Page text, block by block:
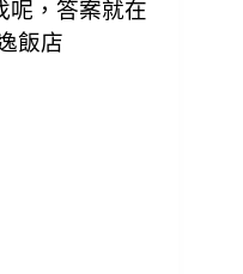
呢，答案就在
飯店